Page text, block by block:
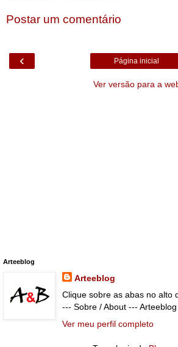
Postar um comentário
‹ Página inicial
Ver versão para a
Arteeblog
Arteeblog
Clique sobre as abas no alto
--- Sobre / About ---
Ver meu perfil completo